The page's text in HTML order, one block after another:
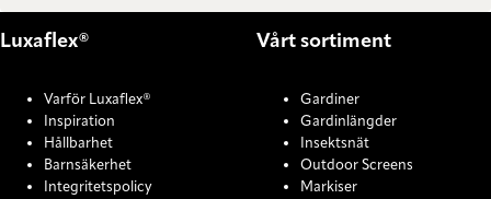
Luxaflex®
Varför Luxaflex®
Inspiration
Hållbarhet
Barnsäkerhet
Integritetspolicy
Vårt sortiment
Gardiner
Gardinlängder
Insektsnät
Outdoor Screens
Markiser